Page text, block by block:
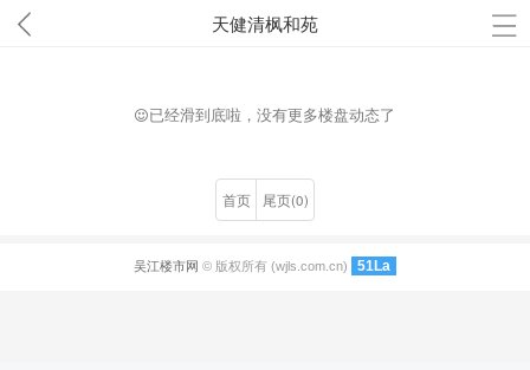
天健清枫和苑
已经滑到底啦，没有更多楼盘动态了
首页 尾页(0)
吴江楼市网 © 版权所有 (wjls.com.cn) 51La